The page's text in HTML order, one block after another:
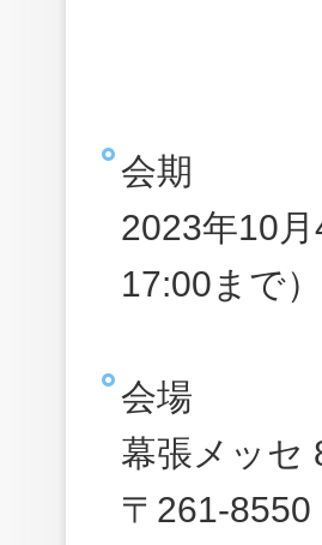
会期
2023年10
17:00まで）
会場
幕張メッセ
〒261-